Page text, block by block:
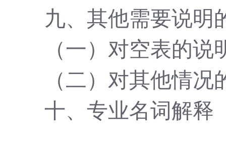
九、其他需要说明
（一）对空表的说
（二）对其他情况
十、专业名词解释